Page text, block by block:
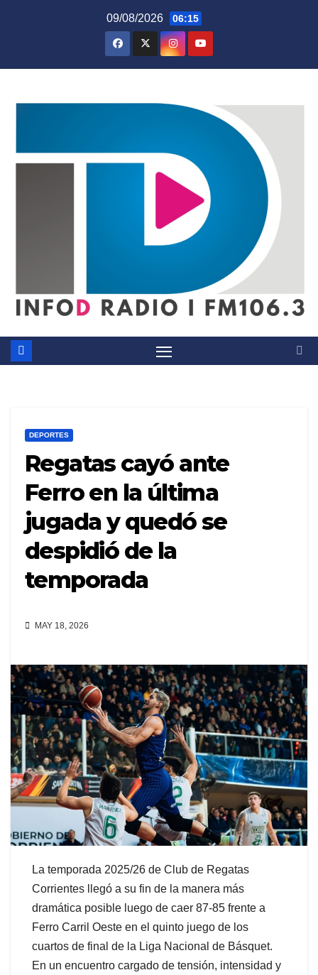
09/08/2026 06:15
DEPORTES
Regatas cayó ante
Ferro en la última
jugada y quedó se
despidió de la
temporada
MAY 18, 2026
La temporada 2025/26 de Club de Regatas
Corrientes llegó a su fin de la manera más
dramática posible luego de caer 87-85 frente a
Ferro Carril Oeste en el quinto juego de los
cuartos de final de la Liga Nacional de Básquet.
En un encuentro cargado de tensión, intensidad y